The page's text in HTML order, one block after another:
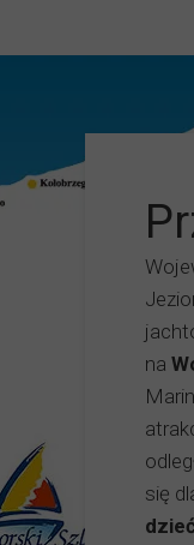
na
się